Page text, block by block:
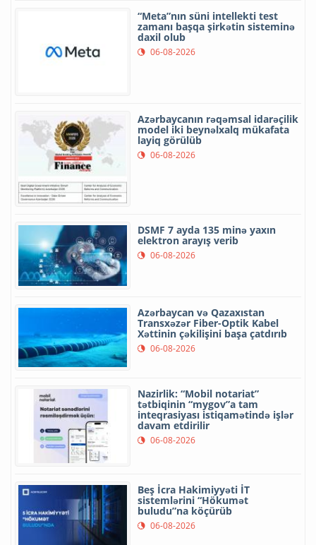
“Meta”nın süni intellekti test
zamanı başqa şirkətin sisteminə
daxil olub
06-08-2026
Azərbaycanın rəqəmsal idarəçilik
model iki beynəlxalq mükafata
layiq görülüb
06-08-2026
DSMF 7 ayda 135 minə yaxın
elektron arayış verib
06-08-2026
Azərbaycan və Qazaxıstan
Transxəzər Fiber-Optik Kabel
Xəttinin çəkilişini başa çatdırıb
06-08-2026
Nazirlik: “Mobil notariat”
tətbiqinin “mygov”a tam
inteqrasiyası istiqamətində işlər
davam etdirilir
06-08-2026
Beş İcra Hakimiyyəti İT
sistemlərini “Hökumət
buludu”na köçürüb
06-08-2026